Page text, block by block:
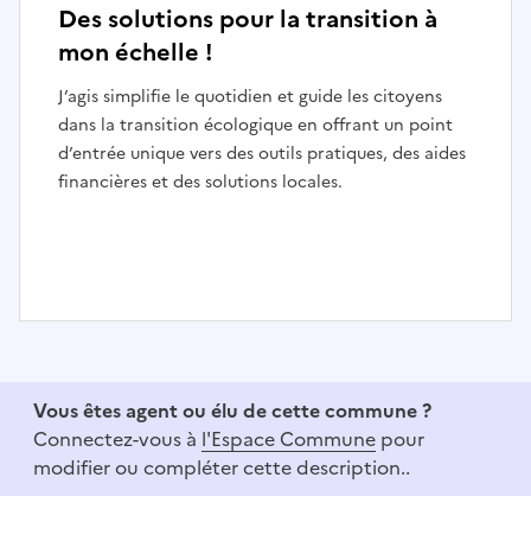
Des solutions pour la transition à
mon échelle !
J’agis simplifie le quotidien et guide les citoyens
dans la transition écologique en offrant un point
d’entrée unique vers des outils pratiques, des aides
financières et des solutions locales.
f
Vous êtes agent ou élu de cette commune ?
Connectez-vous à l'Espace Commune pour
modifier ou compléter cette description..